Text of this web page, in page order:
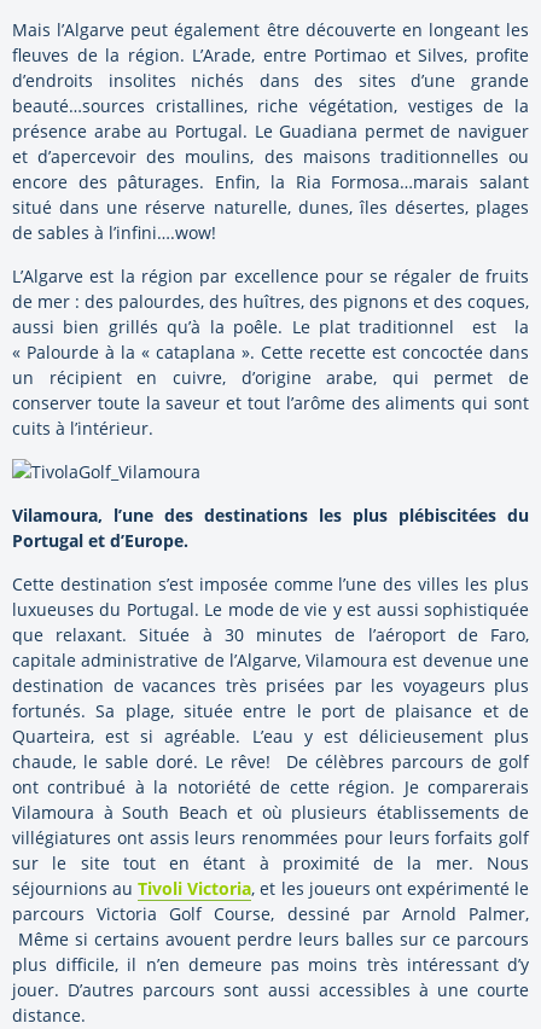
Mais l’Algarve peut également être découverte en longeant les
fleuves de la région. L’Arade, entre Portimao et Silves, profite
d’endroits insolites nichés dans des sites d’une grande
beauté…sources cristallines, riche végétation, vestiges de la
présence arabe au Portugal. Le Guadiana permet de naviguer
et d’apercevoir des moulins, des maisons traditionnelles ou
encore des pâturages. Enfin, la Ria Formosa…marais salant
situé dans une réserve naturelle, dunes, îles désertes, plages
de sables à l’infini….wow!
L’Algarve est la région par excellence pour se régaler de fruits
de mer : des palourdes, des huîtres, des pignons et des coques,
aussi bien grillés qu’à la poêle. Le plat traditionnel est la
« Palourde à la « cataplana ». Cette recette est concoctée dans
un récipient en cuivre, d’origine arabe, qui permet de
conserver toute la saveur et tout l’arôme des aliments qui sont
cuits à l’intérieur.
Vilamoura, l’une des destinations les plus plébiscitées du
Portugal et d’Europe.
Cette destination s’est imposée comme l’une des villes les plus
luxueuses du Portugal. Le mode de vie y est aussi sophistiquée
que relaxant. Située à 30 minutes de l’aéroport de Faro,
capitale administrative de l’Algarve, Vilamoura est devenue une
destination de vacances très prisées par les voyageurs plus
fortunés. Sa plage, située entre le port de plaisance et de
Quarteira, est si agréable. L’eau y est délicieusement plus
chaude, le sable doré. Le rêve! De célèbres parcours de golf
ont contribué à la notoriété de cette région. Je comparerais
Vilamoura à South Beach et où plusieurs établissements de
villégiatures ont assis leurs renommées pour leurs forfaits golf
sur le site tout en étant à proximité de la mer. Nous
séjournions auTivoli Victoria, et les joueurs ont expérimenté le
parcours Victoria Golf Course, dessiné par Arnold Palmer,
Même si certains avouent perdre leurs balles sur ce parcours
plus difficile, il n’en demeure pas moins très intéressant d’y
jouer. D’autres parcours sont aussi accessibles à une courte
distance.